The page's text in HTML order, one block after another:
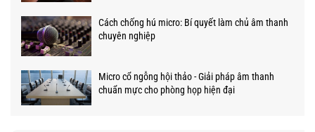
Cách chống hú micro: Bí quyết làm chủ âm thanh
chuyên nghiệp
Micro cổ ngỗng hội thảo - Giải pháp âm thanh
chuẩn mực cho phòng họp hiện đại